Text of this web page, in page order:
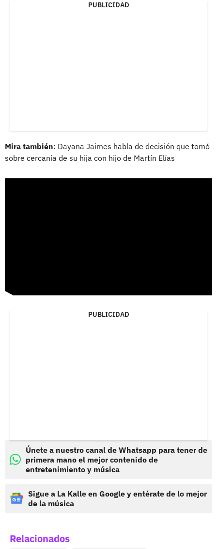
PUBLICIDAD
Mira también: Dayana Jaimes habla de decisión que tomó
sobre cercanía de su hija con hijo de Martín Elías
PUBLICIDAD
Únete a nuestro canal de Whatsapp para tener de
primera mano el mejor contenido de
entretenimiento y música
Sigue a La Kalle en Google y entérate de lo mejor
de la música
Relacionados